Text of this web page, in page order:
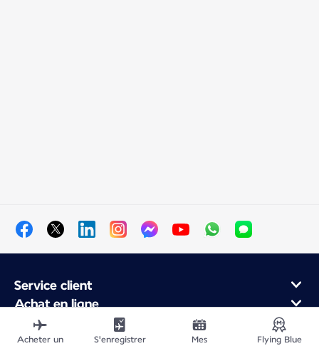
Service client
Achat en ligne
Programme de fidélité et partenaires
À propos d'Air France
Acheter un S'enregistrer Mes Flying Blue